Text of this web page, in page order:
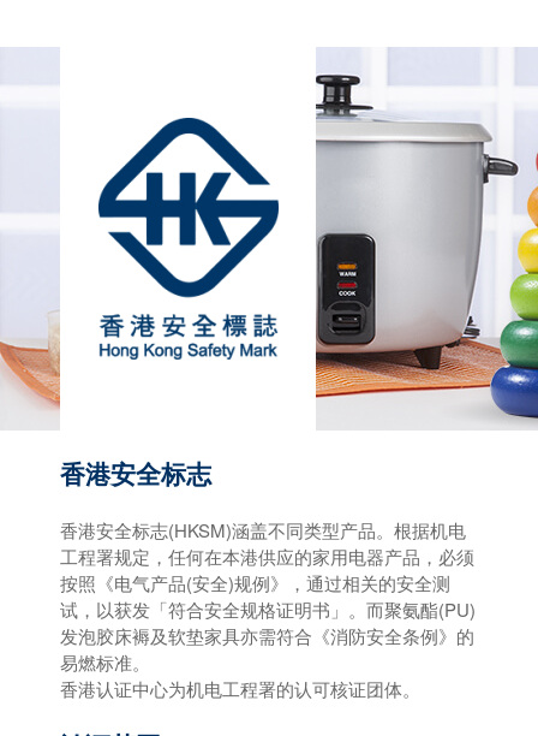
香港安全标志
香港安全标志(HKSM)涵盖不同类型产品。根据机电
工程署规定，任何在本港供应的家用电器产品，必须
按照《电气产品(安全)规例》，通过相关的安全测
试，以获发「符合安全规格证明书」。而聚氨酯(PU)
发泡胶床褥及软垫家具亦需符合《消防安全条例》的
易燃标准。
香港认证中心为机电工程署的认可核证团体。